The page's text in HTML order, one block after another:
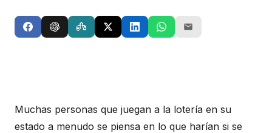
Muchas personas que juegan a la lotería en su
estado a menudo se piensa en lo que harían si se